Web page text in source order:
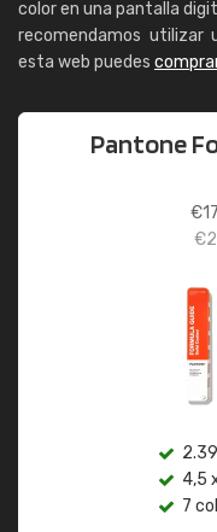
color en una pantalla
recomendamos utilizar
esta web puedes
Pantone
€
€
4,5
7